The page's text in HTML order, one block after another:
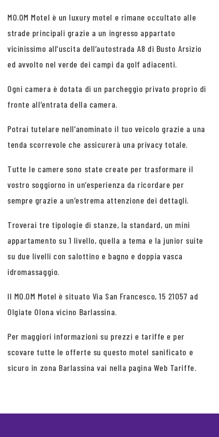
MO.OM Motel è un luxury motel e rimane occultato alle
strade principali grazie a un ingresso appartato
vicinissimo all’uscita dell’autostrada A8 di Busto Arsizio
ed avvolto nel verde dei campi da golf adiacenti.
Ogni camera è dotata di un parcheggio privato proprio di
fronte all’entrata della camera.
Potrai tutelare nell’anominato il tuo veicolo grazie a una
tenda scorrevole che assicurerà una privacy totale.
Tutte le camere sono state create per trasformare il
vostro soggiorno in un’esperienza da ricordare per
sempre grazie a un’estrema attenzione dei dettagli.
Troverai tre tipologie di stanze, la standard, un mini
appartamento su 1 livello, quella a tema e la junior suite
su due livelli con salottino e bagno e doppia vasca
idromassaggio.
Il MO.OM Motel è situato Via San Francesco, 15 21057 ad
Olgiate Olona vicino Barlassina.
Per maggiori informazioni su prezzi e tariffe e per
scovare tutte le offerte su questo motel sanificato e
sicuro in zona Barlassina vai nella pagina Web Tariffe.